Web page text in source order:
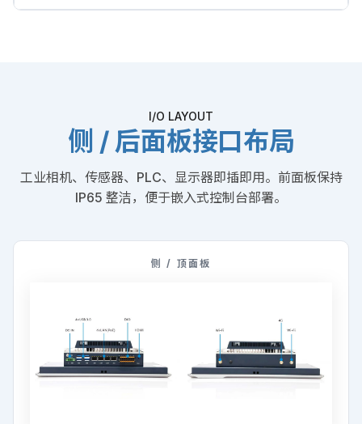
I/O LAYOUT
侧 / 后面板接口布局
工业相机、传感器、PLC、显示器即插即用。前面板保持
IP65 整洁，便于嵌入式控制台部署。
侧 / 顶面板